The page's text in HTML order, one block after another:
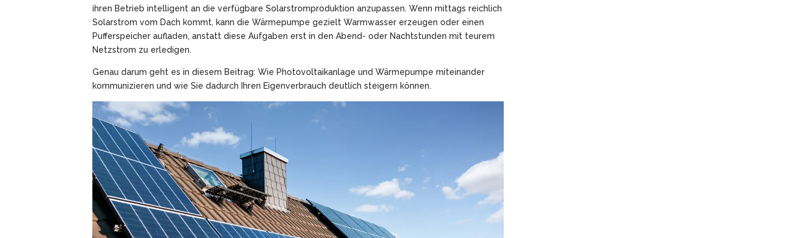
ihren Betrieb intelligent an die verfügbare Solarstromproduktion anzupassen. Wenn mittags reichlich
Solarstrom vom Dach kommt, kann die Wärmepumpe gezielt Warmwasser erzeugen oder einen
Pufferspeicher aufladen, anstatt diese Aufgaben erst in den Abend- oder Nachtstunden mit teurem
Netzstrom zu erledigen.
Genau darum geht es in diesem Beitrag: Wie Photovoltaikanlage und Wärmepumpe miteinander
kommunizieren und wie Sie dadurch Ihren Eigenverbrauch deutlich steigern können.